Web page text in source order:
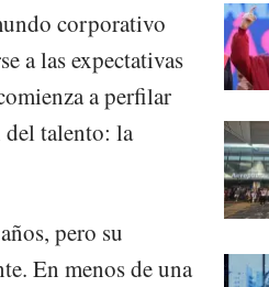
corporativo
a las expectativas
a perfilar
del talento: la
pero su
En menos de una